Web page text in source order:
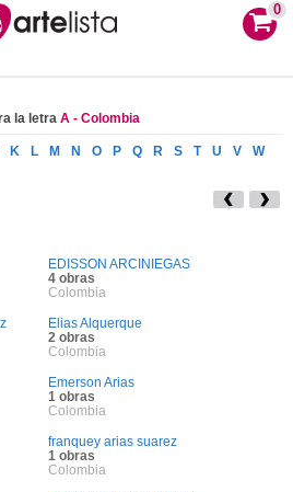
0
la letra A - Colombia
K L M N O P Q R S T U V
W
EDISSON ARCINIEGAS
4 obras
Colombia
Elias Alquerque
2 obras
Colombia
Emerson Arias
1 obras
Colombia
franquey arias suarez
1 obras
Colombia